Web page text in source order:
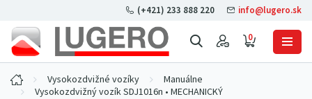
0
(+421) 233 888 220 info@lugero.sk
Vysokozdvižné vozíky
Manuálne
Vysokozdvižný vozík SDJ1016n • MECHANICKÝ